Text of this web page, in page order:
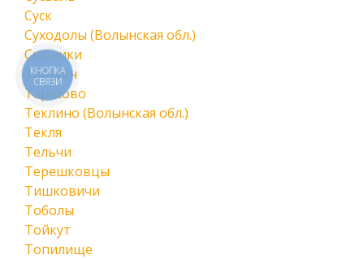
Суск
Суходолы (Волынская обл.)
Сырники
Тагачин
Тарасово
Теклино (Волынская обл.)
Текля
Тельчи
Терешковцы
Тишковичи
Тоболы
Тойкут
Топилище
КНОПКА
СВЯЗИ